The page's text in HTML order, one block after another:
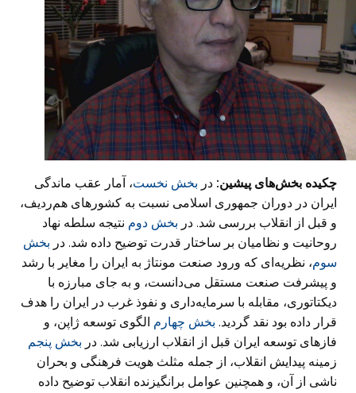
چکیده بخش‌های پیشین: در بخش نخست، آمار عقب ماندگی
ایران در دوران جمهوری اسلامی نسبت به کشورهای هم‌ردیف،
و قبل از انقلاب بررسی شد. در بخش دوم نتیجه سلطه نهاد
روحانیت و نظامیان بر ساختار قدرت توضیح داده شد. در بخش
سوم، نظریه‌ای که ورود صنعت مونتاژ به ایران را مغایر با رشد
و پیشرفت صنعت مستقل می‌دانست، و به جای مبارزه با
دیکتاتوری، مقابله با سرمایه‌داری و نفوذ غرب در ایران را هدف
قرار داده بود نقد گردید. بخش چهارم الگوی توسعه ژاپن، و
فازهای توسعه ایران قبل از انقلاب ارزیابی شد. در بخش پنجم
زمینه پیدایش انقلاب، از جمله مثلث هویت فرهنگی و بحران
ناشی از آن، و همچنین عوامل برانگیزنده انقلاب توضیح داده